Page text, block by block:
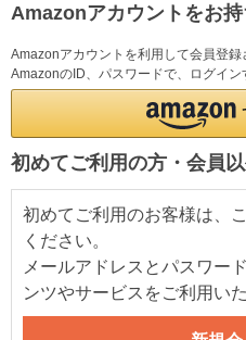
Amazonアカウントをお
Amazonアカウントを利用して会員登録
AmazonのID、パスワードで、ログイン
初めてご利用の方・会員
初めてご利用のお客様は、
ください。
メールアドレスとパスワー
ンツやサービスをご利用い